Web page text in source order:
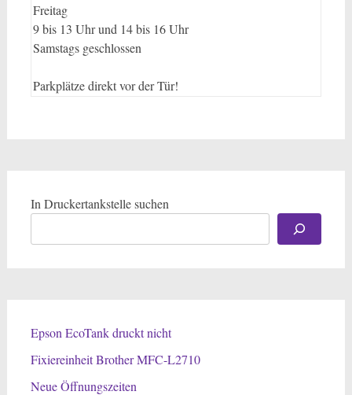
Freitag
9 bis 13 Uhr und 14 bis 16 Uhr
Samstags geschlossen
Parkplätze direkt vor der Tür!
In Druckertankstelle suchen
Epson EcoTank druckt nicht
Fixiereinheit Brother MFC-L2710
Neue Öffnungszeiten